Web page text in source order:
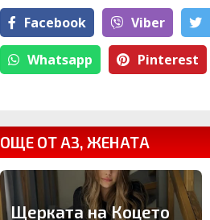
Facebook Viber
Whatsapp Pinterest
ОЩЕ ОТ АЗ, ЖЕНАТА
Щерката на Коцето